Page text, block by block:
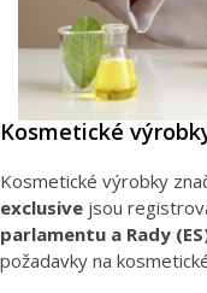
Kosmetické
Kosmetické výrobky
exclusive jsou
parlamentu a Rady
požadavky na